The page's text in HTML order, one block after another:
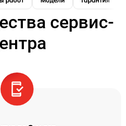
сервис-